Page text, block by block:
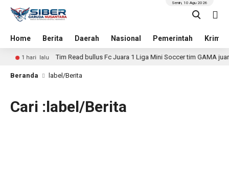
Home Berita Daerah Nasional Pemerintah
Senin, 10 Agu 2026
1 hari lalu Tim Read bullus Fc Juara 1 Liga Mini Soccer tim GAMA
Beranda label/Berita
Cari :label/Berita